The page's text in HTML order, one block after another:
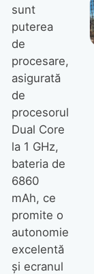
sunt
puterea
de
procesare,
asigurată
de
procesorul
Dual Core
la 1 GHz,
bateria de
6860
mAh, ce
promite o
autonomie
excelentă
şi ecranul